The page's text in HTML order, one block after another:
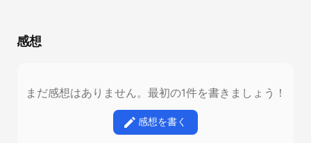
感想
まだ感想はありません。最初の1件を書きましょう！
感想を書く